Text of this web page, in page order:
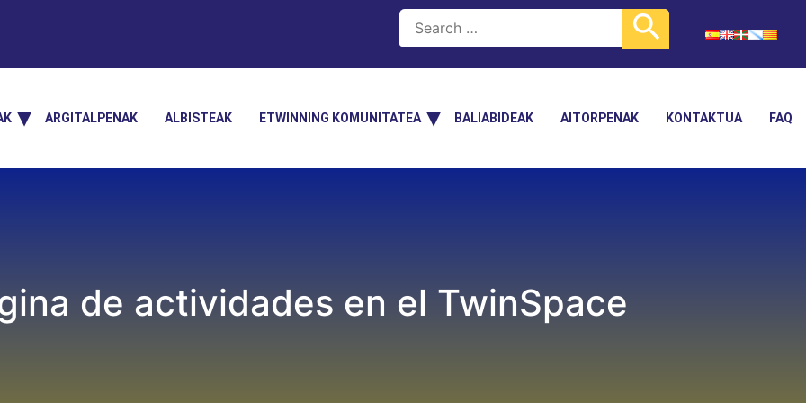
ARGITALPENAK ALBISTEAK ETWINNING KOMUNITATEA BALIABIDEAK AITORPENAK KONTAKTUA FAQ
de actividades en el TwinSpace